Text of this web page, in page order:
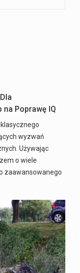
Poprawę IQ
wyzwań
Używając
o wiele
zaawansowanego